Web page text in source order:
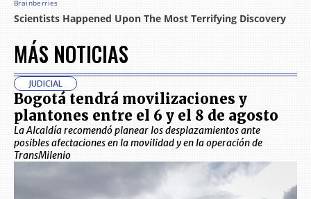
MÁS NOTICIAS
JUDICIAL
Bogotá tendrá movilizaciones y
plantones entre el 6 y el 8 de agosto
La Alcaldía recomendó planear los desplazamientos ante
posibles afectaciones en la movilidad y en la operación de
TransMilenio